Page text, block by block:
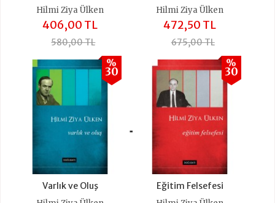
Hilmi Ziya Ülken
406,00 TL
580,00 TL
Hilmi Ziya Ülken
472,50 TL
675,00 TL
Varlık ve Oluş
%
30
+
Eğitim Felsefesi
%
30